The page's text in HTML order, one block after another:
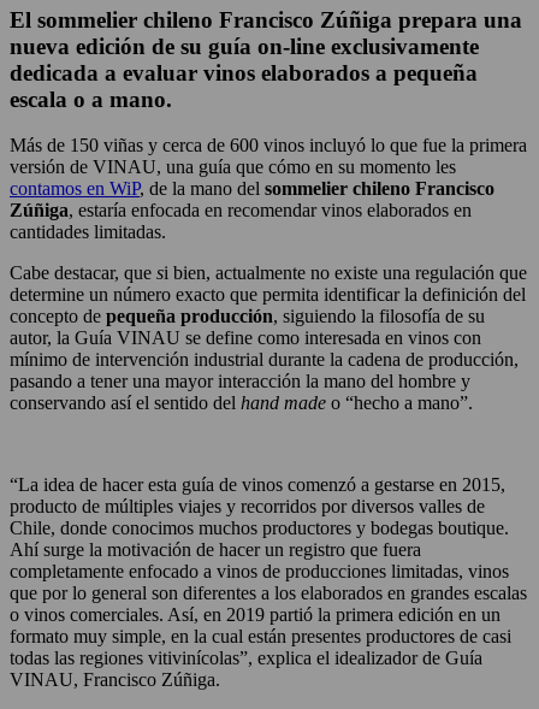
El sommelier chileno Francisco Zúñiga prepara una
nueva edición de su guía on-line exclusivamente
dedicada a evaluar vinos elaborados a pequeña
escala o a mano.
Más de 150 viñas y cerca de 600 vinos incluyó lo que fue la primera
versión de VINAU, una guía que cómo en su momento les
contamos en WiP, de la mano del sommelier chileno Francisco
Zúñiga, estaría enfocada en recomendar vinos elaborados en
cantidades limitadas.
Cabe destacar, que si bien, actualmente no existe una regulación que
determine un número exacto que permita identificar la definición del
concepto de pequeña producción, siguiendo la filosofía de su
autor, la Guía VINAU se define como interesada en vinos con
mínimo de intervención industrial durante la cadena de producción,
pasando a tener una mayor interacción la mano del hombre y
conservando así el sentido del hand made o “hecho a mano”.
“La idea de hacer esta guía de vinos comenzó a gestarse en 2015,
producto de múltiples viajes y recorridos por diversos valles de
Chile, donde conocimos muchos productores y bodegas boutique.
Ahí surge la motivación de hacer un registro que fuera
completamente enfocado a vinos de producciones limitadas, vinos
que por lo general son diferentes a los elaborados en grandes escalas
o vinos comerciales. Así, en 2019 partió la primera edición en un
formato muy simple, en la cual están presentes productores de casi
todas las regiones vitivinícolas”, explica el idealizador de Guía
VINAU, Francisco Zúñiga.